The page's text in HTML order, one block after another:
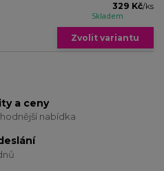
329 Kč/ks
Skladem
Zvolit variantu
a ceny
nabídka